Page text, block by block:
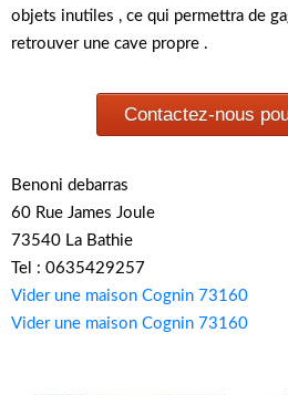
objets inutiles , ce qui permettra de
retrouver une cave propre .
Contactez-nous
Benoni debarras
60 Rue James Joule
73540 La Bathie
Tel : 0635429257
Vider une maison Cognin 73160
Vider une maison Cognin 73160